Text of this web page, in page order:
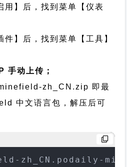
用】后，找到菜单【仪表
】后，找到菜单【工具】
手动上传；
zh_CN.zip 即最
中文语言包，解压后可
zh_CN.podaily-